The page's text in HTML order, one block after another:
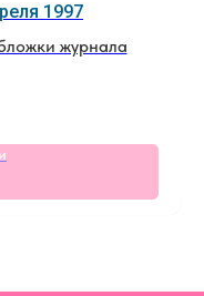
1997
журнала